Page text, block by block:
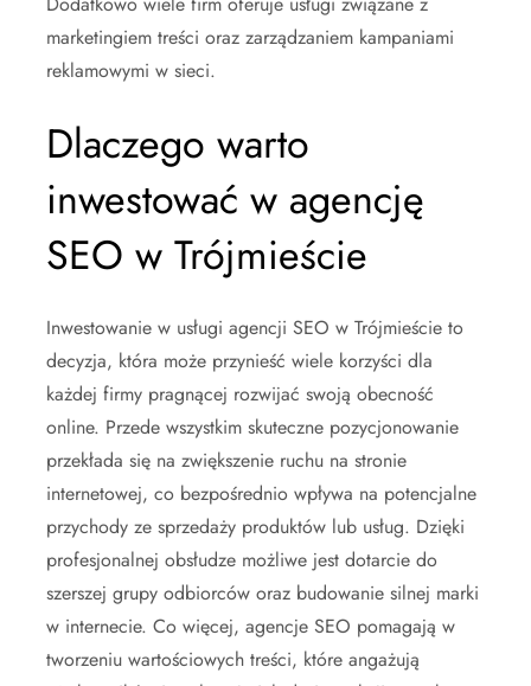
marketingiem treści oraz zarządzaniem kampaniami
reklamowymi w sieci.
Dlaczego warto
inwestować w agencję
SEO w Trójmieście
Inwestowanie w usługi agencji SEO w Trójmieście to
decyzja, która może przynieść wiele korzyści dla
każdej firmy pragnącej rozwijać swoją obecność
online. Przede wszystkim skuteczne pozycjonowanie
przekłada się na zwiększenie ruchu na stronie
internetowej, co bezpośrednio wpływa na potencjalne
przychody ze sprzedaży produktów lub usług. Dzięki
profesjonalnej obsłudze możliwe jest dotarcie do
szerszej grupy odbiorców oraz budowanie silnej marki
w internecie. Co więcej, agencje SEO pomagają w
tworzeniu wartościowych treści, które angażują